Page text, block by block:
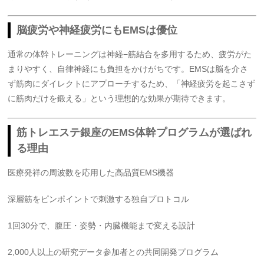
脳疲労や神経疲労にもEMSは優位
通常の体幹トレーニングは神経−筋結合を多用するため、疲労がた
まりやすく、自律神経にも負担をかけがちです。EMSは脳を介さ
ず筋肉にダイレクトにアプローチするため、「神経疲労を起こさず
に筋肉だけを鍛える」という理想的な効果が期待できます。
筋トレエステ銀座のEMS体幹プログラムが選ばれ
る理由
医療発祥の周波数を応用した高品質EMS機器
深層筋をピンポイントで刺激する独自プロトコル
1回30分で、腹圧・姿勢・内臓機能まで変える設計
2,000人以上の研究データ参加者との共同開発プログラム